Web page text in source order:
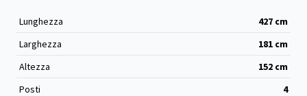
Lunghezza 427 cm
Larghezza
181 cm
Altezza
152 cm
Posti
4